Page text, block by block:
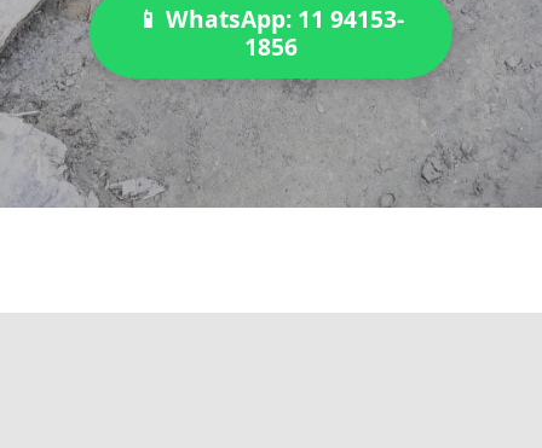
📱 WhatsApp: 11 94153-
1856